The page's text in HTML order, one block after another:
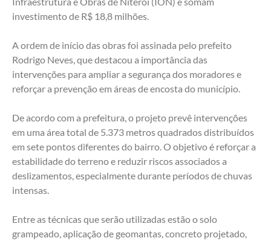
investimento de R$ 18,8 milhões.
A ordem de início das obras foi assinada pelo prefeito
Rodrigo Neves, que destacou a importância das
intervenções para ampliar a segurança dos moradores e
reforçar a prevenção em áreas de encosta do município.
De acordo com a prefeitura, o projeto prevê intervenções
em uma área total de 5.373 metros quadrados distribuídos
em sete pontos diferentes do bairro. O objetivo é reforçar a
estabilidade do terreno e reduzir riscos associados a
deslizamentos, especialmente durante períodos de chuvas
intensas.
Entre as técnicas que serão utilizadas estão o solo
grampeado, aplicação de geomantas, concreto projetado,